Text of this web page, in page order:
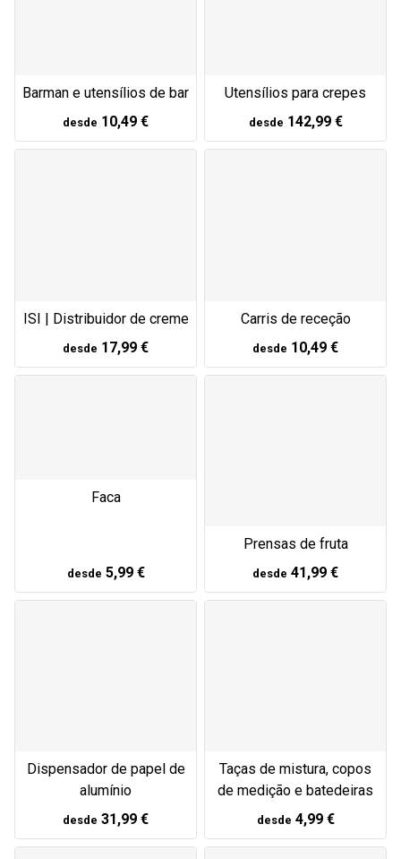
Barman e utensílios de bar
desde 10,49 €
Utensílios para crepes
desde 142,99 €
ISI | Distribuidor de creme
desde 17,99 €
Carris de receção
desde 10,49 €
Faca
desde 5,99 €
Prensas de fruta
desde 41,99 €
Dispensador de papel de
alumínio
desde 31,99 €
Taças de mistura, copos
de medição e batedeiras
desde 4,99 €